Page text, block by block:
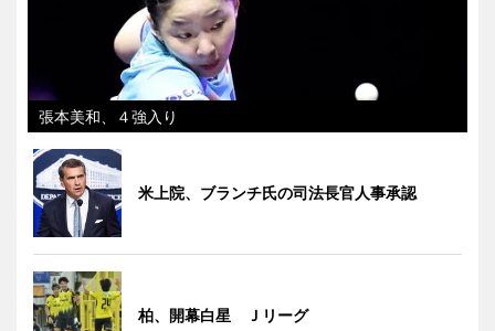
張本美和、４強入り
米上院、ブランチ氏の司法長官人事承認
柏、開幕白星 Ｊリーグ